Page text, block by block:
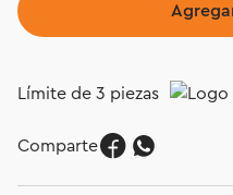
Límite de 3 piezas
Comparte